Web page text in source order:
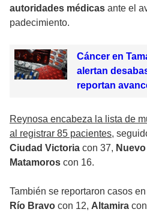
autoridades médicas ante el
padecimiento.
Cáncer en
alertan
reportan
Reynosa encabeza la lista de
al registrar 85 pacientes,
Ciudad Victoria con 37,
Matamoros con 16.
También se reportaron casos en
Río Bravo con 12, Altamira